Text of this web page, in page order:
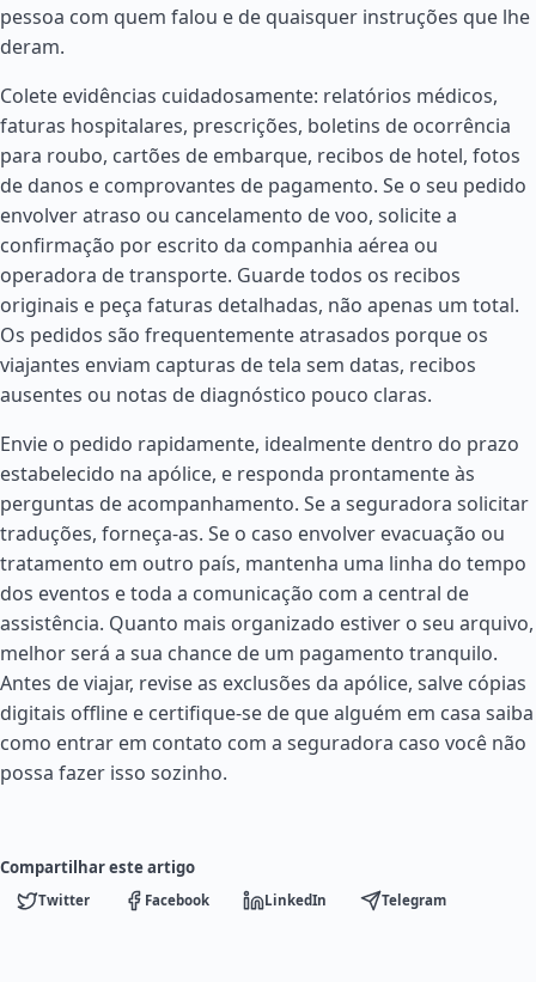
pessoa com quem falou e de quaisquer instruções que lhe
deram.
Colete evidências cuidadosamente: relatórios médicos,
faturas hospitalares, prescrições, boletins de ocorrência
para roubo, cartões de embarque, recibos de hotel, fotos
de danos e comprovantes de pagamento. Se o seu pedido
envolver atraso ou cancelamento de voo, solicite a
confirmação por escrito da companhia aérea ou
operadora de transporte. Guarde todos os recibos
originais e peça faturas detalhadas, não apenas um total.
Os pedidos são frequentemente atrasados porque os
viajantes enviam capturas de tela sem datas, recibos
ausentes ou notas de diagnóstico pouco claras.
Envie o pedido rapidamente, idealmente dentro do prazo
estabelecido na apólice, e responda prontamente às
perguntas de acompanhamento. Se a seguradora solicitar
traduções, forneça-as. Se o caso envolver evacuação ou
tratamento em outro país, mantenha uma linha do tempo
dos eventos e toda a comunicação com a central de
assistência. Quanto mais organizado estiver o seu arquivo,
melhor será a sua chance de um pagamento tranquilo.
Antes de viajar, revise as exclusões da apólice, salve cópias
digitais offline e certifique-se de que alguém em casa saiba
como entrar em contato com a seguradora caso você não
possa fazer isso sozinho.
Compartilhar este artigo
Twitter Facebook LinkedIn Telegram